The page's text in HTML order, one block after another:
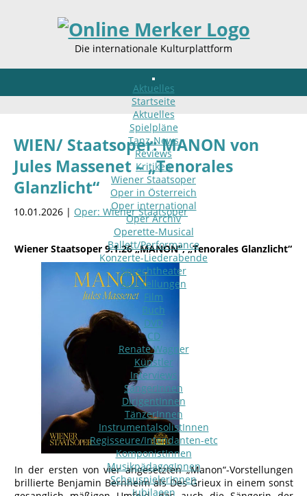
Die internationale Kulturplattform
Aktuelles
Startseite
Aktuelles
Spielpläne
Tanz-News
Reviews
Kritiken
Wiener Staatsoper
Oper in Österreich
Oper international
Oper Archiv
Operette-Musical
Ballett/Performance
Konzerte-Liederabende
Sprechtheater
Ausstellungen
Film
Buch
DVD
CD
Renate Wagner
Künstler
Interviews
SängerInnen
DirigentInnen
TänzerInnen
InstrumentalsolistInnen
Regisseure/Intendanten-etc
KomponistInnen
MusikpädagogInnen
SchauspielerInnen
Jubilaeen
WIEN/ Staatsoper: MANON von
Jules Massenet – „Tenorales
Glanzlicht“
10.01.2026 | Oper: Wiener Staatsoper
Wiener Staatsoper 9.1.26 „MANON“, „Tenorales Glanzlicht“
In der ersten von vier angesetzten „Manon“-Vorstellungen
brillierte Benjamin Bernheim als Des Grieux in einem sonst